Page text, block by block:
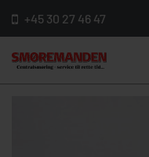
+45 30 27 46 47